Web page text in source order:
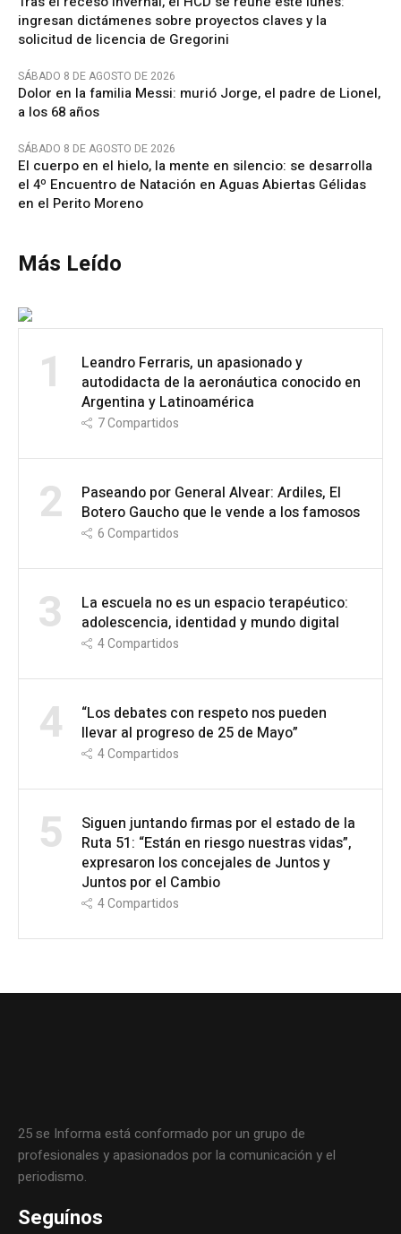
ingresan dictámenes sobre proyectos claves y la
solicitud de licencia de Gregorini
SÁBADO 8 DE AGOSTO DE 2026
Dolor en la familia Messi: murió Jorge, el padre de Lionel,
a los 68 años
SÁBADO 8 DE AGOSTO DE 2026
El cuerpo en el hielo, la mente en silencio: se desarrolla
el 4º Encuentro de Natación en Aguas Abiertas Gélidas
en el Perito Moreno
Más Leído
1
Leandro Ferraris, un apasionado y
autodidacta de la aeronáutica conocido en
Argentina y Latinoamérica
7Compartidos
2
Paseando por General Alvear: Ardiles, El
Botero Gaucho que le vende a los famosos
6Compartidos
3
La escuela no es un espacio terapéutico:
adolescencia, identidad y mundo digital
4Compartidos
4
“Los debates con respeto nos pueden
llevar al progreso de 25 de Mayo”
4Compartidos
5
Siguen juntando firmas por el estado de la
Ruta 51: “Están en riesgo nuestras vidas”,
expresaron los concejales de Juntos y
Juntos por el Cambio
4Compartidos
25 se Informa está conformado por un grupo de
profesionales y apasionados por la comunicación y el
periodismo.
Seguínos